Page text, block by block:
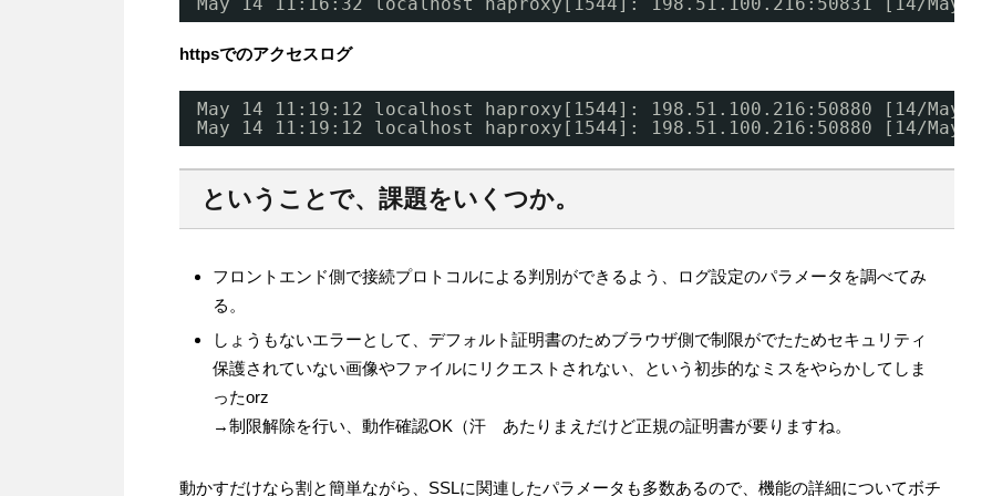
httpsでのアクセスログ
May 14 11:19:12 localhost haproxy[1544]: 198.51.100.216:50880 [14/May/
May 14 11:19:12 localhost haproxy[1544]: 198.51.100.216:50880 [14/May/
ということで、課題をいくつか。
フロントエンド側で接続プロトコルによる判別ができるよう、ログ設定のパラメータを調べてみ
る。
しょうもないエラーとして、デフォルト証明書のためブラウザ側で制限がでたためセキュリティ
保護されていない画像やファイルにリクエストされない、という初歩的なミスをやらかしてしま
ったorz
→制限解除を行い、動作確認OK（汗 あたりまえだけど正規の証明書が要りますね。
動かすだけなら割と簡単ながら、SSLに関連したパラメータも多数あるので、機能の詳細についてボチ